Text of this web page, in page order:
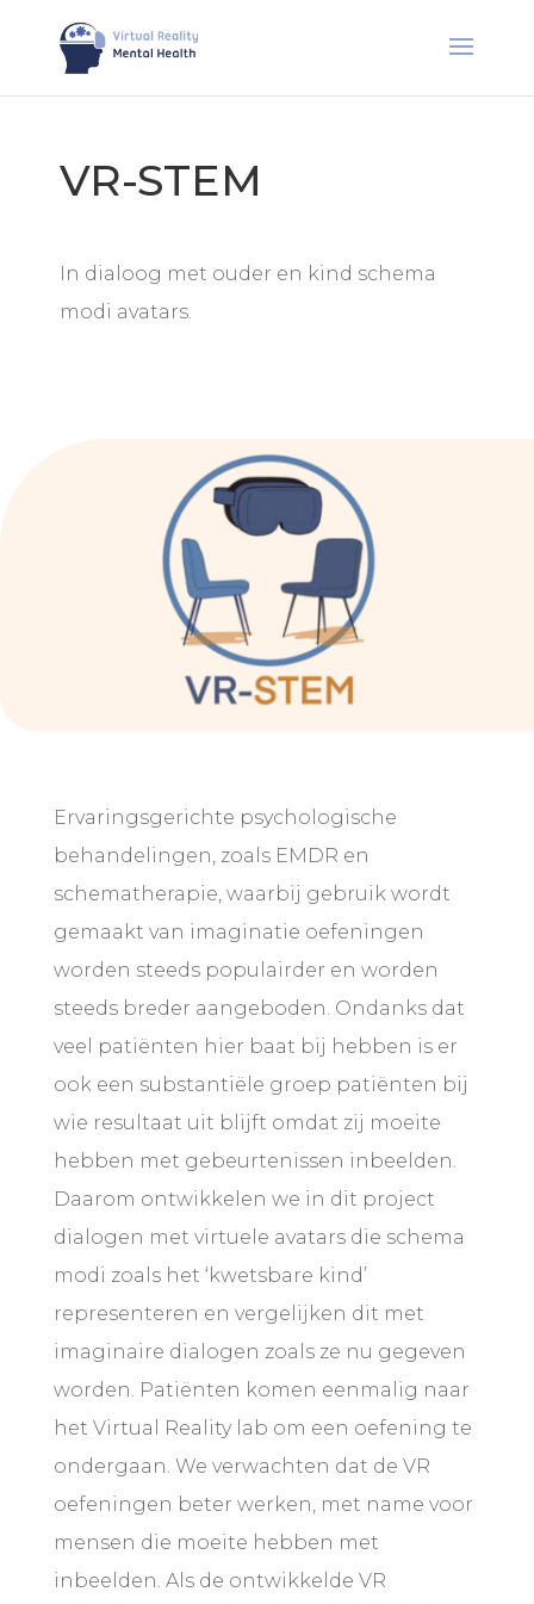
VR-STEM​
In dialoog met ouder en kind schema
modi avatars.
Ervaringsgerichte psychologische
behandelingen, zoals EMDR en
schematherapie, waarbij gebruik wordt
gemaakt van imaginatie oefeningen
worden steeds populairder en worden
steeds breder aangeboden. Ondanks dat
veel patiënten hier baat bij hebben is er
ook een substantiële groep patiënten bij
wie resultaat uit blijft omdat zij moeite
hebben met gebeurtenissen inbeelden.
Daarom ontwikkelen we in dit project
dialogen met virtuele avatars die schema
modi zoals het ‘kwetsbare kind’
representeren en vergelijken dit met
imaginaire dialogen zoals ze nu gegeven
worden. Patiënten komen eenmalig naar
het Virtual Reality lab om een oefening te
ondergaan. We verwachten dat de VR
oefeningen beter werken, met name voor
mensen die moeite hebben met
inbeelden. Als de ontwikkelde VR